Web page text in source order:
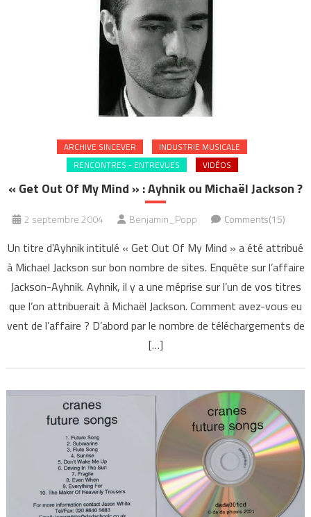
ARCHIVE SINCEVER
INDUSTRIE MUSICALE
RENCONTRES - ENTREVUES
VIDÉOS
« Get Out Of My Mind » : Ayhnik ou Michaël Jackson ?
2 septembre 2004 Benjamin_Popp Comments(15)
Un titre d’Ayhnik intitulé « Get Out Of My Mind » a été attribué
à Michael Jackson sur bon nombre de sites. Enquête sur l’affaire
Jackson-Ayhnik. Ayhnik, il y a une méprise sur l’un de vos titres
que l’on attribuerait à Michaël Jackson. Comment avez-vous eu
vent de l’affaire ? D’abord par le nombre de téléchargements de
[…]